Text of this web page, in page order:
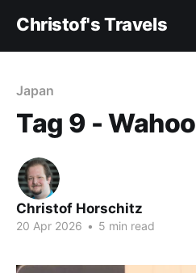
Christof's Travels
Japan
Tag 9 - Wahoo
Christof Horschitz
20 Apr 2026 • 5 min read